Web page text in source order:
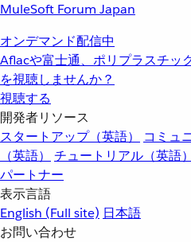
MuleSoft Forum Japan
オンデマンド配信中
Aflacや富士通、ポリプラスチッ
を視聴しませんか？
視聴する
開発者リソース
スタートアップ（英語）
コミュ
（英語）
チュートリアル（英語）
パートナー
表示言語
English (Full site) 日本語
お問い合わせ